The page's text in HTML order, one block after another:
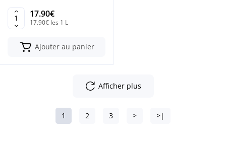
17.90€
17.90€ les 1 L
Ajouter au panier
Afficher plus
1 2 3 > >|